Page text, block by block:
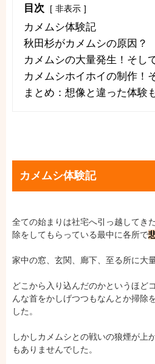
目次 非表示
カメムシ体験記
秋田杉がカメムシの原因？
カメムシの大量発生！そし
カメムシホイホイの制作！
まとめ：想像と違った体験
カメムシ体験記
全ての始まりは社宅へ引っ越してき
除をしてもらっている最中に各所で
家中の窓、玄関、廊下、至る所に大
どこから入り込んだのかというほど
んな首をかしげつつもなんとか掃除
した。
しかしカメムシとの戦いの狼煙が上
もありませんでした。